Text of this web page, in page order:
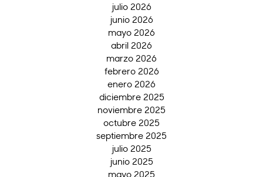
julio 2026
junio 2026
mayo 2026
abril 2026
marzo 2026
febrero 2026
enero 2026
diciembre 2025
noviembre 2025
octubre 2025
septiembre 2025
julio 2025
junio 2025
mayo 2025